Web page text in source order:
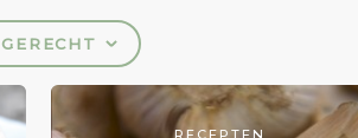
GERECHT
RECEPTEN